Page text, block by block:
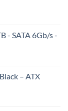
- SATA 6Gb/s -
– ATX